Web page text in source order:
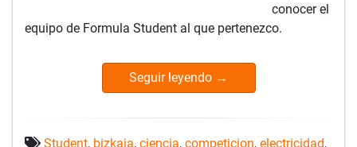
conocer el
equipo de Formula Student al que pertenezco.
Seguir leyendo →
Student, bizkaia, ciencia, competicion, electricidad,